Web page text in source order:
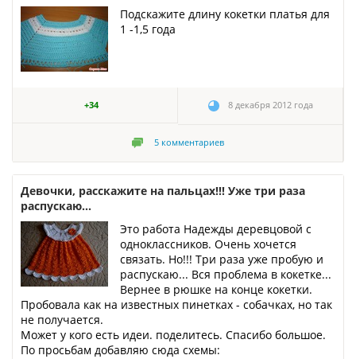
Подскажите длину кокетки платья для
1 -1,5 года
+34 8 декабря 2012 года
5 комментариев
Девочки, расскажите на пальцах!!! Уже три раза
распускаю...
Это работа Надежды деревцовой с
одноклассников. Очень хочется
связать. Но!!! Три раза уже пробую и
распускаю... Вся проблема в кокетке...
Вернее в рюшке на конце кокетки.
Пробовала как на известных пинетках - собачках, но так
не получается.
Может у кого есть идеи. поделитесь. Спасибо большое.
По просьбам добавляю сюда схемы: